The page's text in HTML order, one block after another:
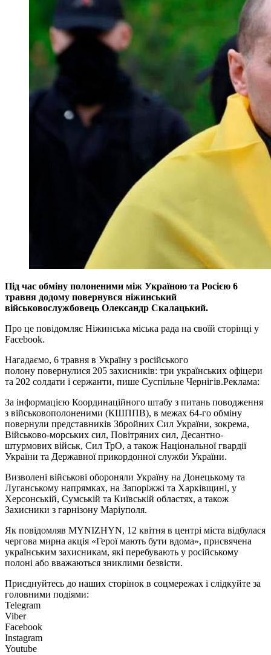
Під час обміну полоненими між Україною та Росією 6
травня додому повернувся ніжинський
військовослужбовець Олександр Скалацький.
Про це повідомляє Ніжинська міська рада на своїй сторінці у
Facebook.
Нагадаємо, 6 травня в Україну з російського
полону повернулися 205 захисників: три українських офіцери
та 202 солдати і сержанти, пише Суспільне Чернігів.Реклама:
За інформацією Координаційного штабу з питань поводження
з військовополоненими (КШППВ), в межах 64-го обміну
повернули представників Збройних Сил України, зокрема,
Військово-морських сил, Повітряних сил, Десантно-
штурмових військ, Сил ТрО, а також Національної гвардії
України та Державної прикордонної служби України.
Визволені військові обороняли Україну на Донецькому та
Луганському напрямках, на Запоріжжі та Харківщині, у
Херсонській, Сумській та Київській областях, а також
Захисники з гарнізону Маріуполя.
Як повідомляв MYNIZHYN, 12 квітня в центрі міста відбулася
чергова мирна акція «Герої мають бути вдома», присвячена
українським захисникам, які перебувають у російському
полоні або вважаються зниклими безвісти.
Приєднуйтесь до наших сторінок в соцмережах і слідкуйте за
головними подіями:
Telegram
Viber
Facebook
Instagram
Youtube